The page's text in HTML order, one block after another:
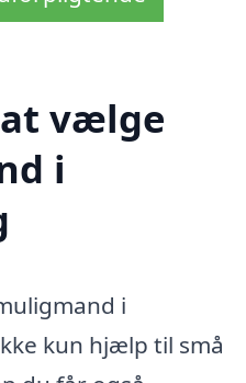
at vælge
i
i
kun hjælp til små